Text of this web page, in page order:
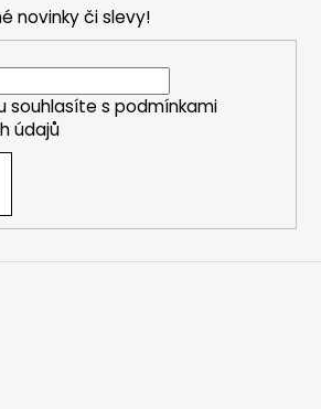
novinky či slevy!
souhlasíte s podmínkami
údajů